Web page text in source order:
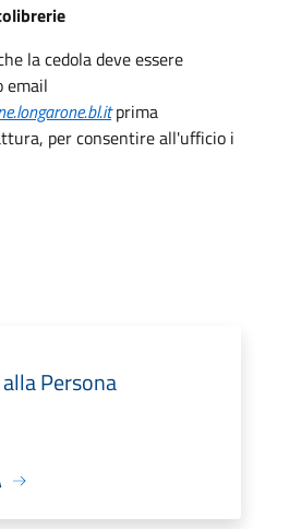
la cedola deve essere
email
prima
per consentire all'ufficio i
Persona